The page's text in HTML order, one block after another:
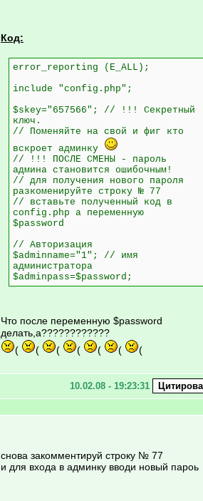
Код:
error_reporting (E_ALL);
include "config.php";
$skey="657566"; // !!! Секретный
ключ.
// Поменяйте на свой и фиг кто
вскроет админку
// !!! ПОСЛЕ СМЕНЫ - пароль
админа становится ошибочным!
// для получения нового пароля
разкоменируйте строку № 77
// вставьте полученный код в
config.php а переменную
$password
// Авторизация
$adminname="1"; // имя
администратора
$adminpass=$password;
Что после переменную $password
делать,а????????????
(
( ( ( ( ( (
10.02.08 - 19:23:31
снова закомментируй строку № 77
и для входа в админку вводи новый пароь